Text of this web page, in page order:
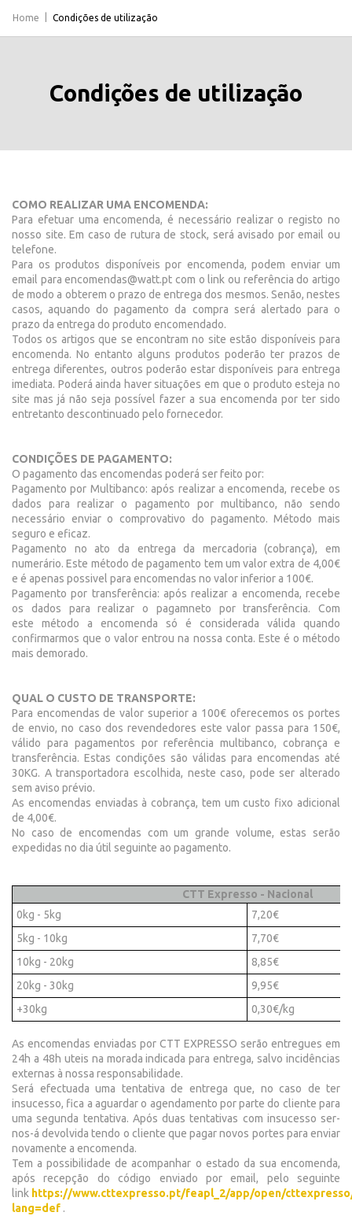
Home Condições de utilização
Condições de utilização
COMO REALIZAR UMA ENCOMENDA:
Para efetuar uma encomenda, é necessário realizar o registo no
nosso site. Em caso de rutura de stock, será avisado por email ou
telefone.
Para os produtos disponíveis por encomenda, podem enviar um
email para encomendas@watt.pt com o link ou referência do artigo
de modo a obterem o prazo de entrega dos mesmos. Senão, nestes
casos, aquando do pagamento da compra será alertado para o
prazo da entrega do produto encomendado.
Todos os artigos que se encontram no site estão disponíveis para
encomenda. No entanto alguns produtos poderão ter prazos de
entrega diferentes, outros poderão estar disponíveis para entrega
imediata. Poderá ainda haver situações em que o produto esteja no
site mas já não seja possível fazer a sua encomenda por ter sido
entretanto descontinuado pelo fornecedor.
CONDIÇÕES DE PAGAMENTO:
O pagamento das encomendas poderá ser feito por:
Pagamento por Multibanco: após realizar a encomenda, recebe os
dados para realizar o pagamento por multibanco, não sendo
necessário enviar o comprovativo do pagamento. Método mais
seguro e eficaz.
Pagamento no ato da entrega da mercadoria (cobrança), em
numerário. Este método de pagamento tem um valor extra de 4,00€
e é apenas possivel para encomendas no valor inferior a 100€.
Pagamento por transferência: após realizar a encomenda, recebe
os dados para realizar o pagamneto por transferência. Com
este método a encomenda só é considerada válida quando
confirmarmos que o valor entrou na nossa conta. Este é o método
mais demorado.
QUAL O CUSTO DE TRANSPORTE:
Para encomendas de valor superior a 100€ oferecemos os portes
de envio, no caso dos revendedores este valor passa para 150€,
válido para pagamentos por referência multibanco, cobrança e
transferência. Estas condições são válidas para encomendas até
30KG. A transportadora escolhida, neste caso, pode ser alterado
sem aviso prévio.
As encomendas enviadas à cobrança, tem um custo fixo adicional
de 4,00€.
No caso de encomendas com um grande volume, estas serão
expedidas no dia útil seguinte ao pagamento.
CTT Expresso - Nacional
0kg - 5kg
7,20€
5kg - 10kg
7,70€
10kg - 20kg
8,85€
20kg - 30kg
9,95€
+30kg
0,30€/kg
As encomendas enviadas por CTT EXPRESSO serão entregues em
24h a 48h uteis na morada indicada para entrega, salvo incidências
externas à nossa responsabilidade.
Será efectuada uma tentativa de entrega que, no caso de ter
insucesso, fica a aguardar o agendamento por parte do cliente para
uma segunda tentativa. Após duas tentativas com insucesso ser-
nos-á devolvida tendo o cliente que pagar novos portes para enviar
novamente a encomenda.
Tem a possibilidade de acompanhar o estado da sua encomenda,
após recepção do código enviado por email, pelo seguinte
link https://www.cttexpresso.pt/feapl_2/app/open/
lang=def .